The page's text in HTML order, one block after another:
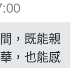
，既能親
，也能感